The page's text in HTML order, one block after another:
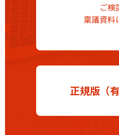
ご検
稟議資料
正規版（